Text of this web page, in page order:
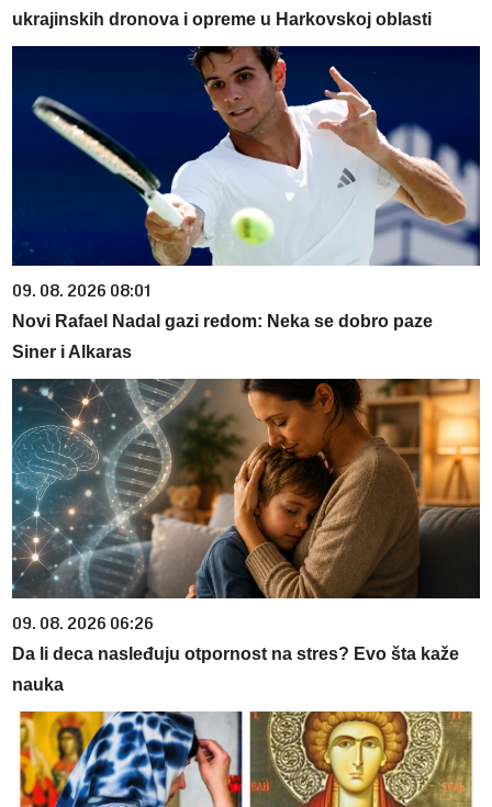
ukrajinskih dronova i opreme u Harkovskoj oblasti
09. 08. 2026 08:01
Novi Rafael Nadal gazi redom: Neka se dobro paze
Siner i Alkaras
09. 08. 2026 06:26
Da li deca nasleđuju otpornost na stres? Evo šta kaže
nauka